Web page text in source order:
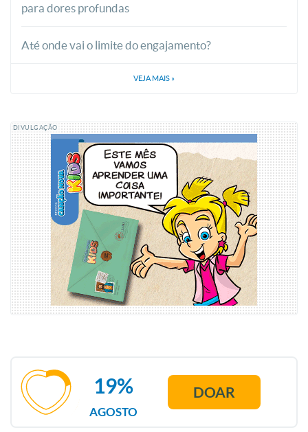
para dores profundas
Até onde vai o limite do engajamento?
VEJA MAIS »
DIVULGAÇÃO
AGOSTO
19% DOAR